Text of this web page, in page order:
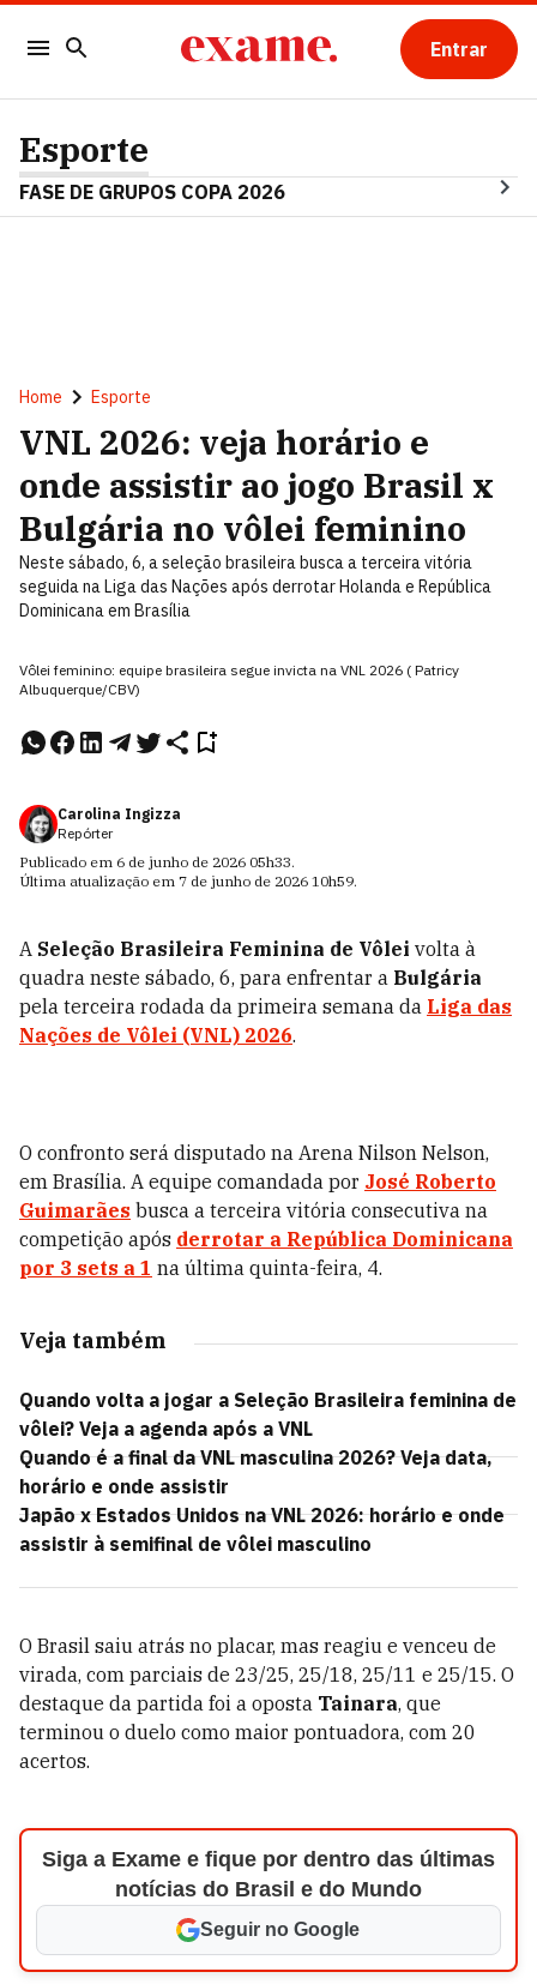
Entrar
Esporte
FASE DE GRUPOS COPA 2026
Home Esporte
VNL 2026: veja horário e
onde assistir ao jogo Brasil x
Bulgária no vôlei feminino
Neste sábado, 6, a seleção brasileira busca a terceira vitória
seguida na Liga das Nações após derrotar Holanda e República
Dominicana em Brasília
Vôlei feminino: equipe brasileira segue invicta na VNL 2026 ( Patricy
Albuquerque/CBV)
Carolina Ingizza
Repórter
Publicado em 6 de junho de 2026 05h33.
Última atualização em 7 de junho de 2026 10h59.
A Seleção Brasileira Feminina de Vôlei volta à
quadra neste sábado, 6, para enfrentar a Bulgária
pela terceira rodada da primeira semana da Liga das
Nações de Vôlei (VNL) 2026.
O confronto será disputado na Arena Nilson Nelson,
em Brasília. A equipe comandada por José Roberto
Guimarães busca a terceira vitória consecutiva na
competição após derrotar a República Dominicana
por 3 sets a 1 na última quinta-feira, 4.
Veja também
Quando volta a jogar a Seleção Brasileira feminina de
vôlei? Veja a agenda após a VNL
Quando é a final da VNL masculina 2026? Veja data,
horário e onde assistir
Japão x Estados Unidos na VNL 2026: horário e onde
assistir à semifinal de vôlei masculino
O Brasil saiu atrás no placar, mas reagiu e venceu de
virada, com parciais de 23/25, 25/18, 25/11 e 25/15. O
destaque da partida foi a oposta Tainara, que
terminou o duelo como maior pontuadora, com 20
acertos.
Siga a Exame e fique por dentro das últimas
notícias do Brasil e do Mundo
Seguir no Google